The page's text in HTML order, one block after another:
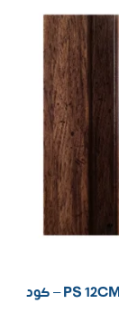
بديل خشب بروفايل ليد PS 12CM – كود